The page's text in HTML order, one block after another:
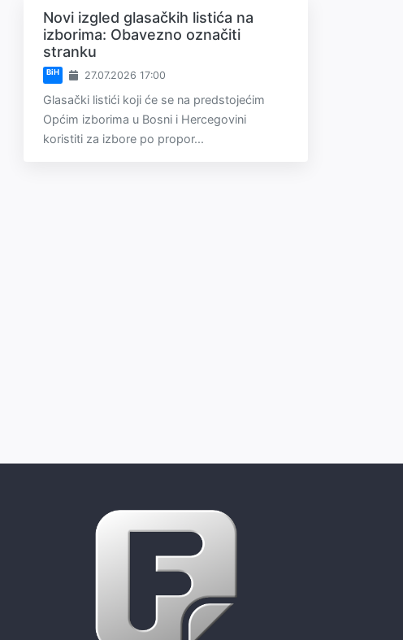
Novi izgled glasačkih listića na
izborima: Obavezno označiti
stranku
BiH 27.07.2026 17:00
Glasački listići koji će se na predstojećim
Općim izborima u Bosni i Hercegovini
koristiti za izbore po propor...